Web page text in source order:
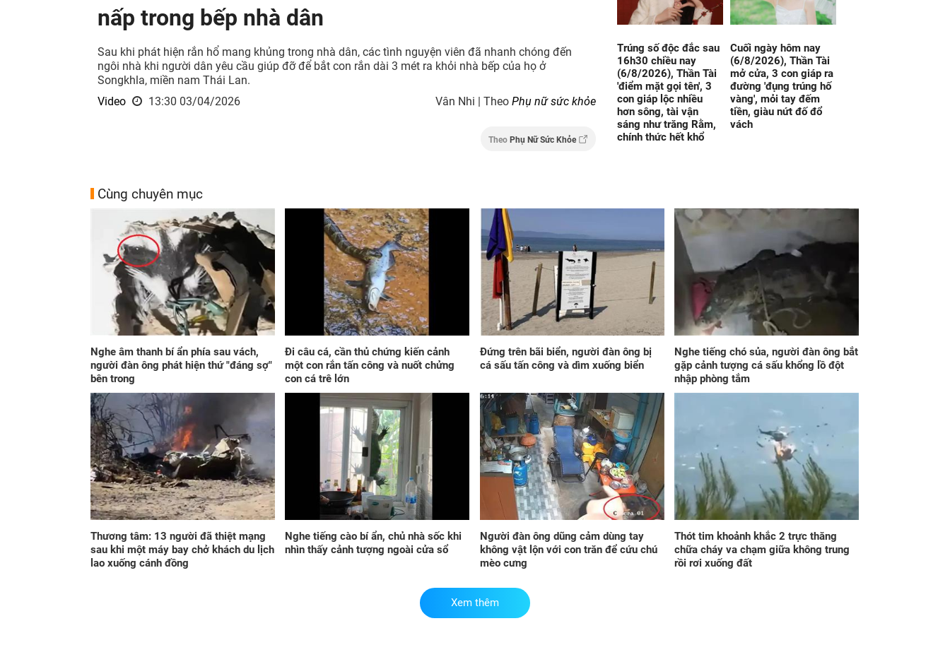
nấp trong bếp nhà dân
Sau khi phát hiện rắn hổ mang khủng trong nhà dân, các tình nguyện viên đã nhanh chóng đến
ngôi nhà khi người dân yêu cầu giúp đỡ để bắt con rắn dài 3 mét ra khỏi nhà bếp của họ ở
Songkhla, miền nam Thái Lan.
Video
13:30 03/04/2026 Vân Nhi | TheoPhụ nữ sức khỏe
TheoPhụ Nữ Sức Khỏe
Trúng số độc đắc sau
16h30 chiều nay
(6/8/2026), Thần Tài
'điểm mặt gọi tên', 3
con giáp lộc nhiều
hơn sông, tài vận
sáng như trăng Rằm,
chính thức hết khổ
Cuối ngày hôm nay
(6/8/2026), Thần Tài
mở cửa, 3 con giáp ra
đường 'đụng trúng hố
vàng', mỏi tay đếm
tiền, giàu nứt đố đổ
vách
Vừa ly hôn, vợ cũ sinh
đứa con giống mình
như đúc nhưng bí mật
phía sau gây sốc
Lấy người chồng lớn
tuổi để trừ nợ 600
triệu, đêm tân hôn cô
dâu sốc với màn ‘lộ
mặt’
Đi đám cưới người
quen, vừa nhìn mặt
chú rể, cô gái lao vào
tát tới tấp rồi quay
lưng đi
Vợ mất chưa đầy 1
tháng đã rước phụ nữ
khác về nhà, sự thật
đằng sau lại khiến ai
cũng rơi nước mắt
Cùng chuyên mục
Nghe âm thanh bí ẩn phía sau vách,
người đàn ông phát hiện thứ "đáng sợ"
bên trong
Đi câu cá, cần thủ chứng kiến cảnh
một con rắn tấn công và nuốt chửng
con cá trê lớn
Đứng trên bãi biển, người đàn ông bị
cá sấu tấn công và dìm xuống biển
Nghe tiếng chó sủa, người đàn ông bắt
gặp cảnh tượng cá sấu khổng lồ đột
nhập phòng tắm
Thương tâm: 13 người đã thiệt mạng
sau khi một máy bay chở khách du lịch
lao xuống cánh đồng
Nghe tiếng cào bí ẩn, chủ nhà sốc khi
nhìn thấy cảnh tượng ngoài cửa sổ
Người đàn ông dũng cảm dùng tay
không vật lộn với con trăn để cứu chú
mèo cưng
Thót tim khoảnh khắc 2 trực thăng
chữa cháy va chạm giữa không trung
rồi rơi xuống đất
Xem thêm